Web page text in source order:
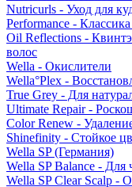
Nutricurls - Уход для
Performance -
Oil Reflections -
волос
Wella - Окислители
Wella°Plex -
True Grey - Для
Ultimate Repair -
Color Renew -
Shinefinity - Стойкое
Wella SP (Германия)
Wella SP Balance -
Wella SP Clear Scalp -